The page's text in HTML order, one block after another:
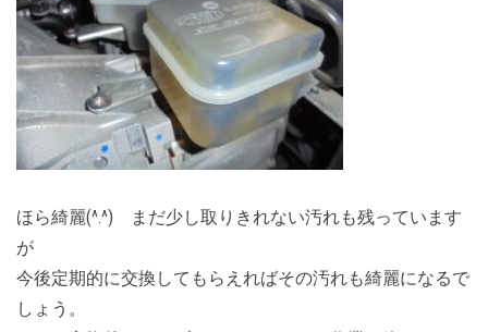
ほら綺麗(^.^) まだ少し取りきれない汚れも残っています
が
今後定期的に交換してもらえればその汚れも綺麗になるで
しょう。